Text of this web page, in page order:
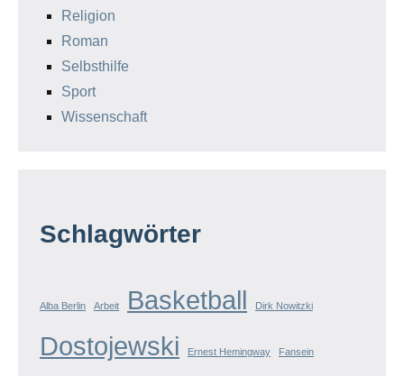
Religion
Roman
Selbsthilfe
Sport
Wissenschaft
Schlagwörter
Alba Berlin Arbeit Basketball Dirk Nowitzki
Dostojewski Ernest Hemingway Fansein